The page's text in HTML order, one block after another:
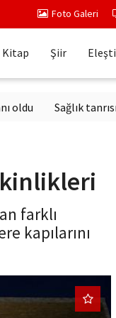
Foto Galeri
Kitap Şiir
Sağlık tanrısının
farklı
kapılarını